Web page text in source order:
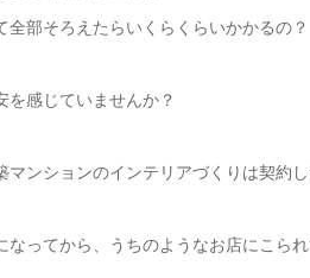
全部そろえたらいくらくらいかかるの？
を感じていませんか？
マンションのインテリアづくりは契約
なってから、うちのようなお店にこら